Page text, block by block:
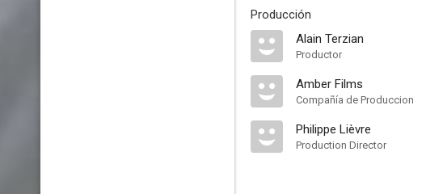
Producción
Alain Terzian
Productor
Amber Films
Compañía de Produccion
Philippe Lièvre
Production Director